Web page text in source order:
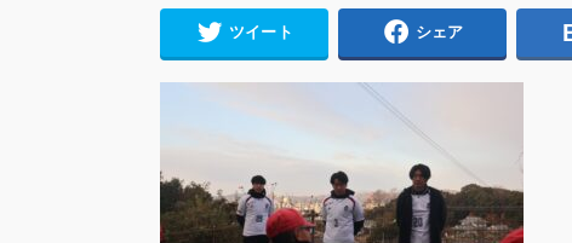
ツイート シェア